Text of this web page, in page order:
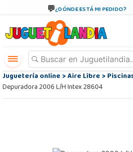
¿DÓNDE ESTÁ MI PEDIDO?
Juguetería online>Aire Libre>
Depuradora 2006 L/H Intex 28604